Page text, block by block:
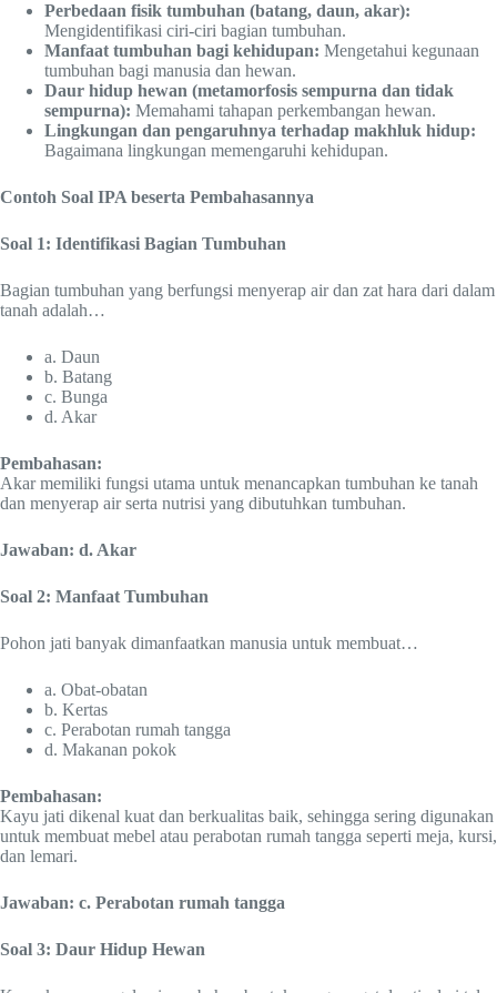
Perbedaan fisik tumbuhan (batang, daun, akar):
Mengidentifikasi ciri-ciri bagian tumbuhan.
Manfaat tumbuhan bagi kehidupan: Mengetahui kegunaan
tumbuhan bagi manusia dan hewan.
Daur hidup hewan (metamorfosis sempurna dan tidak
sempurna): Memahami tahapan perkembangan hewan.
Lingkungan dan pengaruhnya terhadap makhluk hidup:
Bagaimana lingkungan memengaruhi kehidupan.
Contoh Soal IPA beserta Pembahasannya
Soal 1: Identifikasi Bagian Tumbuhan
Bagian tumbuhan yang berfungsi menyerap air dan zat hara dari dalam
tanah adalah…
a. Daun
b. Batang
c. Bunga
d. Akar
Pembahasan:
Akar memiliki fungsi utama untuk menancapkan tumbuhan ke tanah
dan menyerap air serta nutrisi yang dibutuhkan tumbuhan.
Jawaban: d. Akar
Soal 2: Manfaat Tumbuhan
Pohon jati banyak dimanfaatkan manusia untuk membuat…
a. Obat-obatan
b. Kertas
c. Perabotan rumah tangga
d. Makanan pokok
Pembahasan:
Kayu jati dikenal kuat dan berkualitas baik, sehingga sering digunakan
untuk membuat mebel atau perabotan rumah tangga seperti meja, kursi,
dan lemari.
Jawaban: c. Perabotan rumah tangga
Soal 3: Daur Hidup Hewan